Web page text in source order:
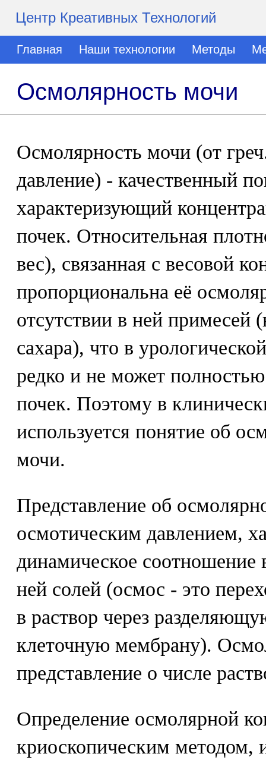
Центр Креативных Технологий
Главная Наши технологии Методы
Осмолярность мочи
Осмолярность мочи (от
давление) - качественный
характеризующий
почек. Относительная
вес), связанная с весовой
пропорциональна её
отсутствии в ней примесей
сахара), что в
редко и не может
почек. Поэтому в
используется понятие об
мочи.
Представление об
осмотическим давлением,
динамическое соотношение
ней солей (осмос - это
в раствор через
клеточную мембрану).
представление о числе
Определение осмолярной
криоскопическим методом,